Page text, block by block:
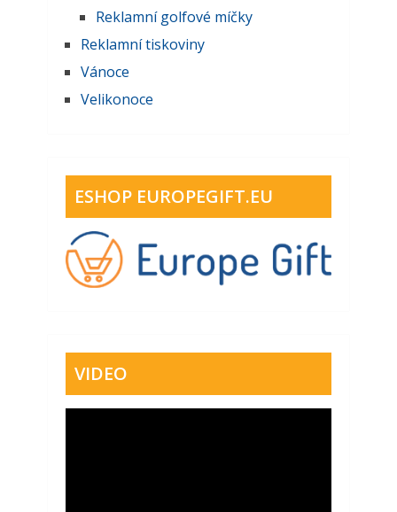
Reklamní golfové míčky
Reklamní tiskoviny
Vánoce
Velikonoce
ESHOP EUROPEGIFT.EU
VIDEO